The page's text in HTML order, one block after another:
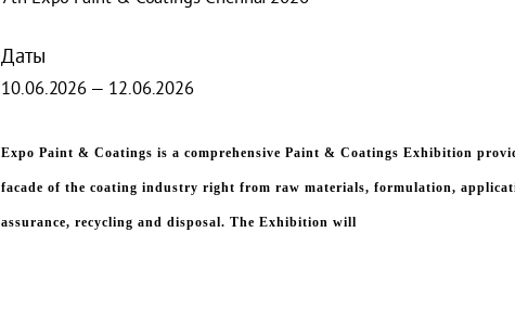
Даты
10.06.2026 — 12.06.2026
Expo Paint & Coatings is a comprehensive Paint & Coatings Exhibition
facade of the coating industry right from raw materials, formulation,
assurance, recycling and disposal. The Exhibition will